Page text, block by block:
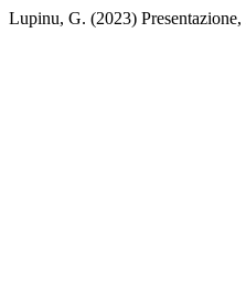
Lupinu, G. (2023) Presentazione,